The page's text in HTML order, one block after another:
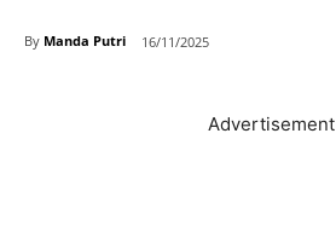
By Manda Putri 16/11/2025
Advertisement